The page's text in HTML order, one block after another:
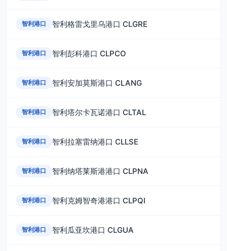
智利港口 智利格雷戈里乌港口 CLGRE
智利港口 智利彭科港口 CLPCO
智利港口 智利安加莫斯港口 CLANG
智利港口 智利塔尔卡瓦诺港口 CLTAL
智利港口 智利拉塞雷纳港口 CLLSE
智利港口 智利纳塔莱斯港港口 CLPNA
智利港口 智利克姆智奇港港口 CLPQI
智利港口 智利瓜亚坎港口 CLGUA